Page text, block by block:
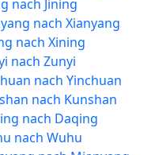
nach Jining
nach Xianyang
nach Xining
nach Zunyi
nach Yinchuan
nach Kunshan
nach Daqing
nach Wuhu